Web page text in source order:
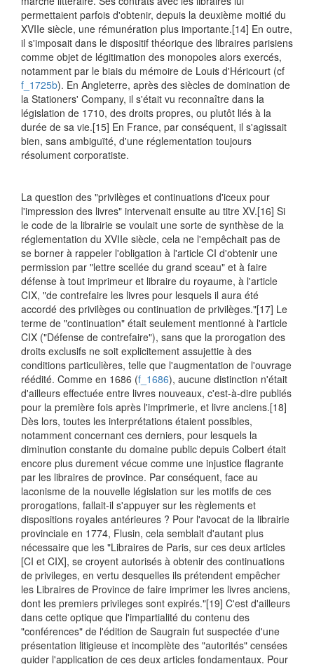
permettaient parfois d'obtenir, depuis la deuxième moitié du
XVIIe siècle, une rémunération plus importante.[14] En outre,
il s'imposait dans le dispositif théorique des libraires parisiens
comme objet de légitimation des monopoles alors exercés,
notamment par le biais du mémoire de Louis d'Héricourt (cf
f_1725b). En Angleterre, après des siècles de domination de
la Stationers' Company, il s'était vu reconnaître dans la
législation de 1710, des droits propres, ou plutôt liés à la
durée de sa vie.[15] En France, par conséquent, il s'agissait
bien, sans ambiguïté, d'une réglementation toujours
résolument corporatiste.
La question des "privilèges et continuations d'iceux pour
l'impression des livres" intervenait ensuite au titre XV.[16] Si
le code de la librairie se voulait une sorte de synthèse de la
réglementation du XVIIe siècle, cela ne l'empêchait pas de
se borner à rappeler l'obligation à l'article CI d'obtenir une
permission par "lettre scellée du grand sceau" et à faire
défense à tout imprimeur et libraire du royaume, à l'article
CIX, "de contrefaire les livres pour lesquels il aura été
accordé des privilèges ou continuation de privilèges."[17] Le
terme de "continuation" était seulement mentionné à l'article
CIX ("Défense de contrefaire"), sans que la prorogation des
droits exclusifs ne soit explicitement assujettie à des
conditions particulières, telle que l'augmentation de l'ouvrage
réédité. Comme en 1686 (f_1686), aucune distinction n'était
d'ailleurs effectuée entre livres nouveaux, c'est-à-dire publiés
pour la première fois après l'imprimerie, et livre anciens.[18]
Dès lors, toutes les interprétations étaient possibles,
notamment concernant ces derniers, pour lesquels la
diminution constante du domaine public depuis Colbert était
encore plus durement vécue comme une injustice flagrante
par les libraires de province. Par conséquent, face au
laconisme de la nouvelle législation sur les motifs de ces
prorogations, fallait-il s'appuyer sur les règlements et
dispositions royales antérieures ? Pour l'avocat de la librairie
provinciale en 1774, Flusin, cela semblait d'autant plus
nécessaire que les "Libraires de Paris, sur ces deux articles
[CI et CIX], se croyent autorisés à obtenir des continuations
de privileges, en vertu desquelles ils prétendent empêcher
les Libraires de Province de faire imprimer les livres anciens,
dont les premiers privileges sont expirés."[19] C'est d'ailleurs
dans cette optique que l'impartialité du contenu des
"conférences" de l'édition de Saugrain fut suspectée d'une
présentation litigieuse et incomplète des "autorités" censées
guider l'application de ces deux articles fondamentaux. Pour